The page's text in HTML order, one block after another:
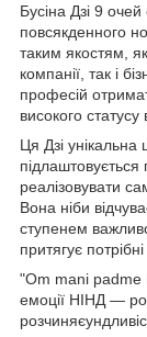
Бусіна Дзі 9
повсякденного
таким якостям,
компанії, так і
професій
високого статусу
Ця Дзі
реалізовувати
Вона ніби
ступенем
притягує
"Om mani
емоції НІНД —